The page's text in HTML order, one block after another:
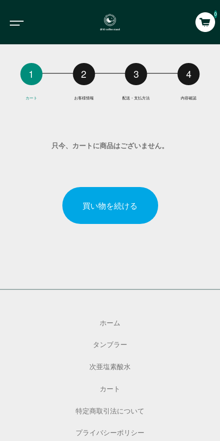
0
カート お客様情報 配送・支払方法 内容確認
只今、カートに商品はございません。
ホーム
タンブラー
次亜塩素酸水
カート
特定商取引法について
プライバシーポリシー